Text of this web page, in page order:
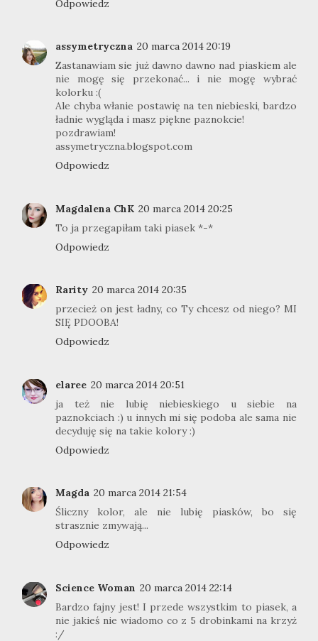
Odpowiedz
assymetryczna 20 marca 2014 20:19
Zastanawiam sie już dawno dawno nad piaskiem ale
nie mogę się przekonać... i nie mogę wybrać
kolorku :(
Ale chyba włanie postawię na ten niebieski, bardzo
ładnie wygląda i masz piękne paznokcie!
pozdrawiam!
assymetryczna.blogspot.com
Odpowiedz
Magdalena ChK 20 marca 2014 20:25
To ja przegapiłam taki piasek *-*
Odpowiedz
Rarity 20 marca 2014 20:35
przecież on jest ładny, co Ty chcesz od niego? MI
SIĘ PDOOBA!
Odpowiedz
elaree 20 marca 2014 20:51
ja też nie lubię niebieskiego u siebie na
paznokciach :) u innych mi się podoba ale sama nie
decyduję się na takie kolory :)
Odpowiedz
Magda 20 marca 2014 21:54
Śliczny kolor, ale nie lubię piasków, bo się
strasznie zmywają...
Odpowiedz
Science Woman 20 marca 2014 22:14
Bardzo fajny jest! I przede wszystkim to piasek, a
nie jakieś nie wiadomo co z 5 drobinkami na krzyż
:/